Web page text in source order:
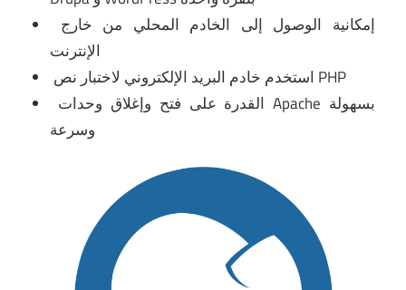
الإنترنت
استخدم خادم البريد الإلكتروني لاختبار نص PHP
وسرعة